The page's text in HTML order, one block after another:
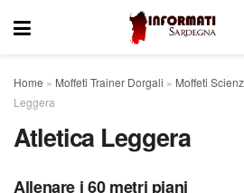
Home » Moffeti Trainer Dorgali » Moffeti
Leggera
Atletica Leggera
Allenare i 60 metri piani